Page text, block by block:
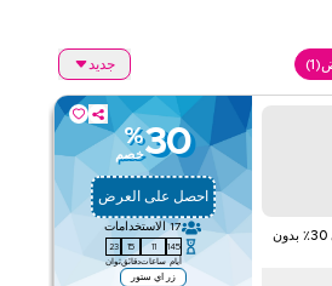
(
1
) جديد
عروض زيب بين - خصم حتى 30٪ بدون
30
%
خصم
احصل على العرض
17 الاستخدامات
145
أيام
11
ساعات
15
دقائق
23
ثوان
زر اي ستور